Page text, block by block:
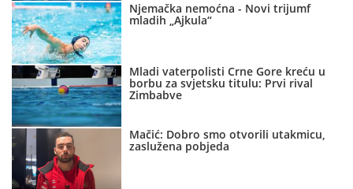
Njemačka nemoćna - Novi trijumf
mladih „Ajkula“
Mladi vaterpolisti Crne Gore kreću u
borbu za svjetsku titulu: Prvi rival
Zimbabve
Mačić: Dobro smo otvorili utakmicu,
zaslužena pobjeda